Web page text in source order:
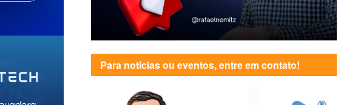
Para notícias ou eventos, entre em contato!